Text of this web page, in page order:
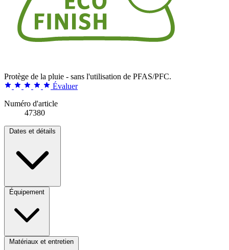
Protège de la pluie - sans l'utilisation de PFAS/PFC.
Évaluer
Numéro d'article
47380
Dates et détails
Équipement
Matériaux et entretien